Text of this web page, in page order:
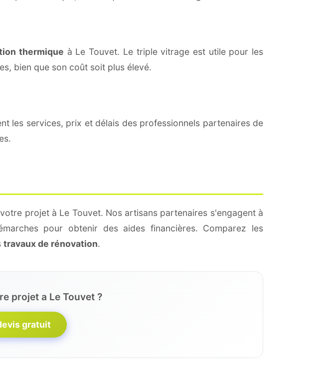
thermique à Le Touvet. Le triple vitrage est utile pour les
bien que son coût soit plus élevé.
les services, prix et délais des professionnels partenaires de
projet à Le Touvet. Nos artisans partenaires s'engagent à
pour obtenir des aides financières. Comparez les
travaux de rénovation.
projet a Le Touvet ?
gratuit